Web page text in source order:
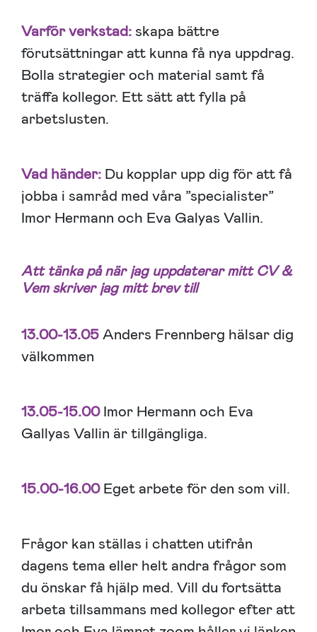
Varför verkstad:skapa bättre
förutsättningar att kunna få nya uppdrag.
Bolla strategier och material samt få
träffa kollegor. Ett sätt att fylla på
arbetslusten.
Vad händer: Du kopplar upp dig för att få
jobba i samråd med våra ”specialister”
Imor Hermann och Eva Galyas Vallin.
Att tänka på när jag uppdaterar mitt CV &
Vem skriver jag mitt brev till
13.00-13.05Anders Frennberg hälsar dig
välkommen
13.05-15.00Imor Hermann och Eva
Gallyas Vallin är tillgängliga.
15.00-16.00Eget arbete för den som vill.
Frågor kan ställas i chatten utifrån
dagens tema eller helt andra frågor som
du önskar få hjälp med. Vill du fortsätta
arbeta tillsammans med kollegor efter att